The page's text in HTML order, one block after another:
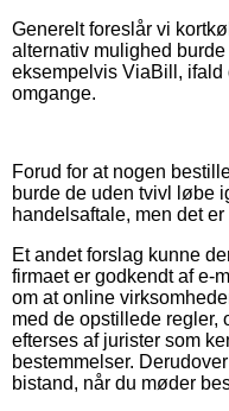
Generelt foreslår vi
alternativ mulighed
eksempelvis ViaBill, ifald
omgange.
Forud for at nogen
burde de uden tvivl løbe
handelsaftale, men det
Et andet forslag kunne
firmaet er godkendt af e-
om at online
med de opstillede regler,
efterses af jurister som
bestemmelser.
bistand, når du møder